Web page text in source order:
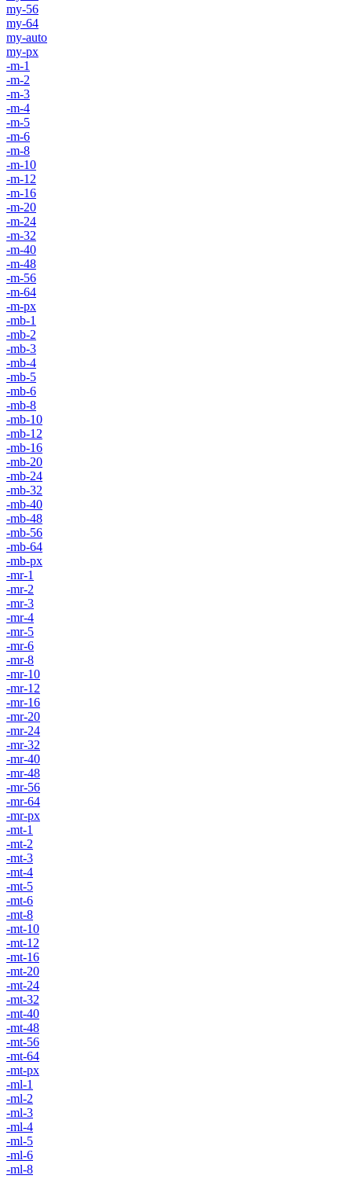
my-56
my-64
my-auto
my-px
-m-1
-m-2
-m-3
-m-4
-m-5
-m-6
-m-8
-m-10
-m-12
-m-16
-m-20
-m-24
-m-32
-m-40
-m-48
-m-56
-m-64
-m-px
-mb-1
-mb-2
-mb-3
-mb-4
-mb-5
-mb-6
-mb-8
-mb-10
-mb-12
-mb-16
-mb-20
-mb-24
-mb-32
-mb-40
-mb-48
-mb-56
-mb-64
-mb-px
-mr-1
-mr-2
-mr-3
-mr-4
-mr-5
-mr-6
-mr-8
-mr-10
-mr-12
-mr-16
-mr-20
-mr-24
-mr-32
-mr-40
-mr-48
-mr-56
-mr-64
-mr-px
-mt-1
-mt-2
-mt-3
-mt-4
-mt-5
-mt-6
-mt-8
-mt-10
-mt-12
-mt-16
-mt-20
-mt-24
-mt-32
-mt-40
-mt-48
-mt-56
-mt-64
-mt-px
-ml-1
-ml-2
-ml-3
-ml-4
-ml-5
-ml-6
-ml-8